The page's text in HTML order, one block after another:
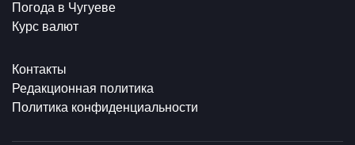
Погода в Чугуеве
Курс валют
Контакты
Редакционная политика
Политика конфиденциальности